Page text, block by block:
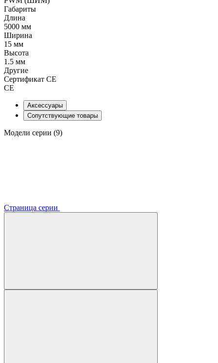
Габариты
Длина
5000 мм
Ширина
15 мм
Высота
1.5 мм
Другие
Сертификат CE
CE
Аксессуары
Сопутствующие товары
Модели серии (9)
Страница серии